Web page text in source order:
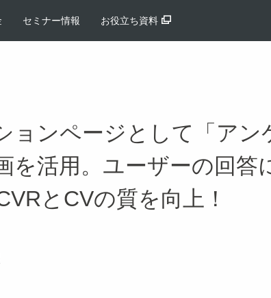
セミナー情報 お役立ち資料
ョンページとして「アン
を活用。ユーザーの回答
とCVの質を向上！